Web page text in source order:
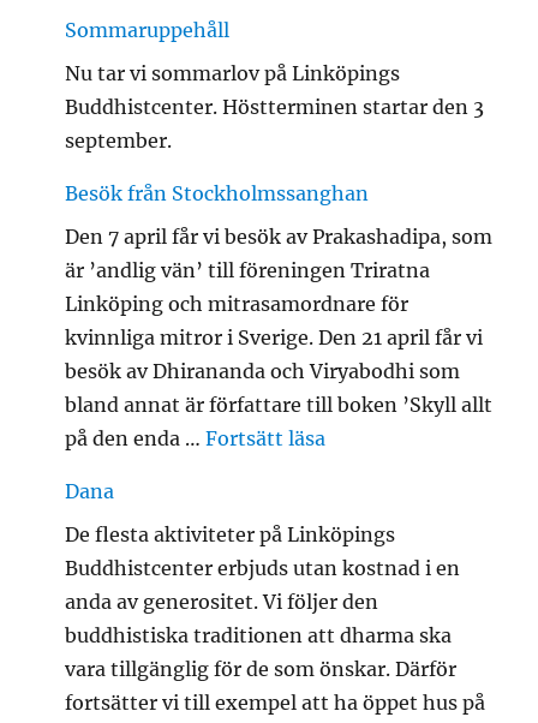
Sommaruppehåll
Nu tar vi sommarlov på Linköpings
Buddhistcenter. Höstterminen startar den 3
september.
Besök från Stockholmssanghan
Den 7 april får vi besök av Prakashadipa, som
är ’andlig vän’ till föreningen Triratna
Linköping och mitrasamordnare för
kvinnliga mitror i Sverige. Den 21 april får vi
besök av Dhirananda och Viryabodhi som
bland annat är författare till boken ’Skyll allt
på den enda …Fortsätt läsa
Dana
De flesta aktiviteter på Linköpings
Buddhistcenter erbjuds utan kostnad i en
anda av generositet. Vi följer den
buddhistiska traditionen att dharma ska
vara tillgänglig för de som önskar. Därför
fortsätter vi till exempel att ha öppet hus på